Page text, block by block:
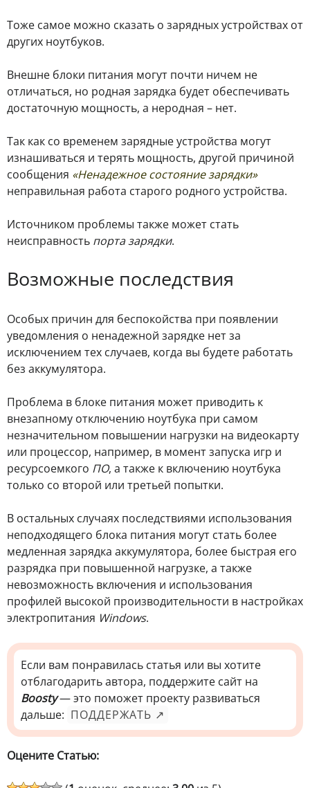
Тоже самое можно сказать о зарядных устройствах от
других ноутбуков.
Внешне блоки питания могут почти ничем не
отличаться, но родная зарядка будет обеспечивать
достаточную мощность, а неродная – нет.
Так как со временем зарядные устройства могут
изнашиваться и терять мощность, другой причиной
сообщения «Ненадежное состояние зарядки»
неправильная работа старого родного устройства.
Источником проблемы также может стать
неисправность порта зарядки.
Возможные последствия
Особых причин для беспокойства при появлении
уведомления о ненадежной зарядке нет за
исключением тех случаев, когда вы будете работать
без аккумулятора.
Проблема в блоке питания может приводить к
внезапному отключению ноутбука при самом
незначительном повышении нагрузки на видеокарту
или процессор, например, в момент запуска игр и
ресурсоемкого ПО, а также к включению ноутбука
только со второй или третьей попытки.
В остальных случаях последствиями использования
неподходящего блока питания могут стать более
медленная зарядка аккумулятора, более быстрая его
разрядка при повышенной нагрузке, а также
невозможность включения и использования
профилей высокой производительности в настройках
электропитания Windows.
Если вам понравилась статья или вы хотите
отблагодарить автора, поддержите сайт на
Boosty— это поможет проекту развиваться
дальше: ПОДДЕРЖАТЬ ↗
Оцените Статью: